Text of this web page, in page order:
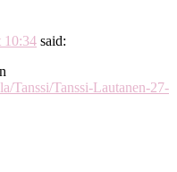
10:34 said:
Tanssi/Tanssi-Lautanen-27-